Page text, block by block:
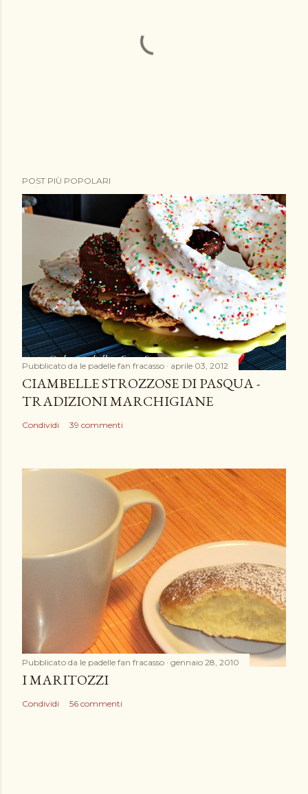
o
s
o
m
m
e
n
t
o
POST PIÙ POPOLARI
Pubblicato da le padelle fan fracasso aprile 03, 2012
CIAMBELLE STROZZOSE DI PASQUA -
TRADIZIONI MARCHIGIANE
Condividi 39 commenti
Pubblicato da le padelle fan fracasso gennaio 28, 2010
I MARITOZZI
Condividi 56 commenti